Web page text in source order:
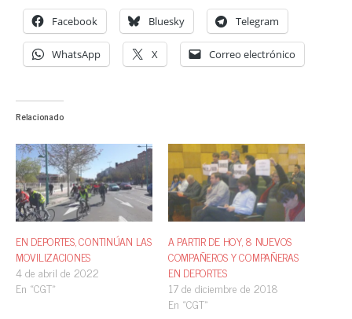
Facebook Bluesky Telegram
WhatsApp X Correo electrónico
Relacionado
EN DEPORTES, CONTINÚAN LAS
MOVILIZACIONES
4 de abril de 2022
En «CGT»
A PARTIR DE HOY, 8 NUEVOS
COMPAÑEROS Y COMPAÑERAS
EN DEPORTES
17 de diciembre de 2018
En «CGT»